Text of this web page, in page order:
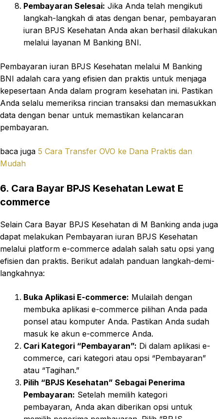
Pembayaran Selesai: Jika Anda telah mengikuti
langkah-langkah di atas dengan benar, pembayaran
iuran BPJS Kesehatan Anda akan berhasil dilakukan
melalui layanan M Banking BNI.
Pembayaran iuran BPJS Kesehatan melalui M Banking
BNI adalah cara yang efisien dan praktis untuk menjaga
kepesertaan Anda dalam program kesehatan ini. Pastikan
Anda selalu memeriksa rincian transaksi dan memasukkan
data dengan benar untuk memastikan kelancaran
pembayaran.
baca juga 5 Cara Transfer OVO ke Dana Praktis dan
Mudah
6. Cara Bayar BPJS Kesehatan Lewat E
commerce
Selain Cara Bayar BPJS Kesehatan di M Banking anda juga
dapat melakukan Pembayaran iuran BPJS Kesehatan
melalui platform e-commerce adalah salah satu opsi yang
efisien dan praktis. Berikut adalah panduan langkah-demi-
langkahnya:
Buka Aplikasi E-commerce: Mulailah dengan
membuka aplikasi e-commerce pilihan Anda pada
ponsel atau komputer Anda. Pastikan Anda sudah
masuk ke akun e-commerce Anda.
Cari Kategori “Pembayaran”: Di dalam aplikasi e-
commerce, cari kategori atau opsi “Pembayaran”
atau “Tagihan.”
Pilih “BPJS Kesehatan” Sebagai Penerima
Pembayaran: Setelah memilih kategori
pembayaran, Anda akan diberikan opsi untuk